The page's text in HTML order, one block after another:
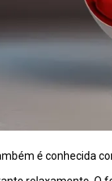
é conhecida